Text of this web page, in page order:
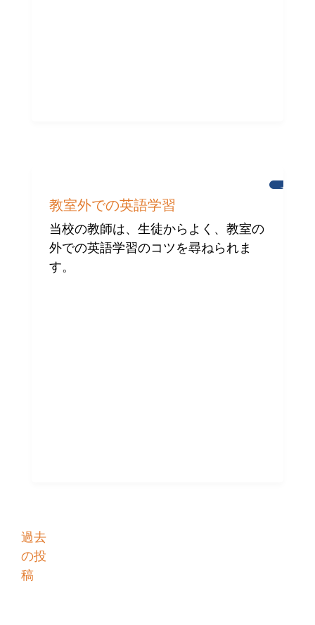
英
教室外での英語学習
当校の教師は、生徒からよく、教室の
外での英語学習のコツを尋ねられま
す。
投
稿
ナ
過去
の投
稿